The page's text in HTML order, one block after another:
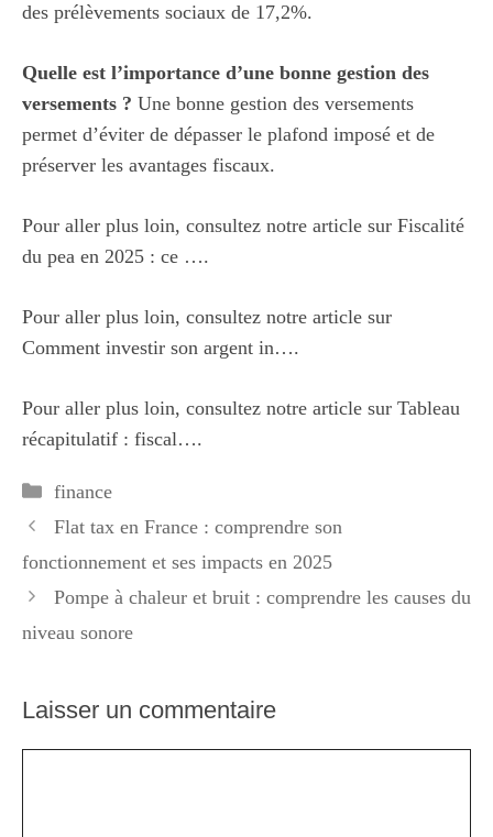
des prélèvements sociaux de 17,2%.
Quelle est l’importance d’une bonne gestion des
versements ? Une bonne gestion des versements
permet d’éviter de dépasser le plafond imposé et de
préserver les avantages fiscaux.
Pour aller plus loin, consultez notre article sur Fiscalité
du pea en 2025 : ce ….
Pour aller plus loin, consultez notre article sur
Comment investir son argent in….
Pour aller plus loin, consultez notre article sur Tableau
récapitulatif : fiscal….
Catégories
finance
Flat tax en France : comprendre son
fonctionnement et ses impacts en 2025
Pompe à chaleur et bruit : comprendre les causes du
niveau sonore
Laisser un commentaire